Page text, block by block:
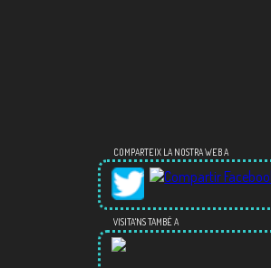
COMPARTEIX LA NOSTRA WEB A
VISITA'NS TAMBÉ A